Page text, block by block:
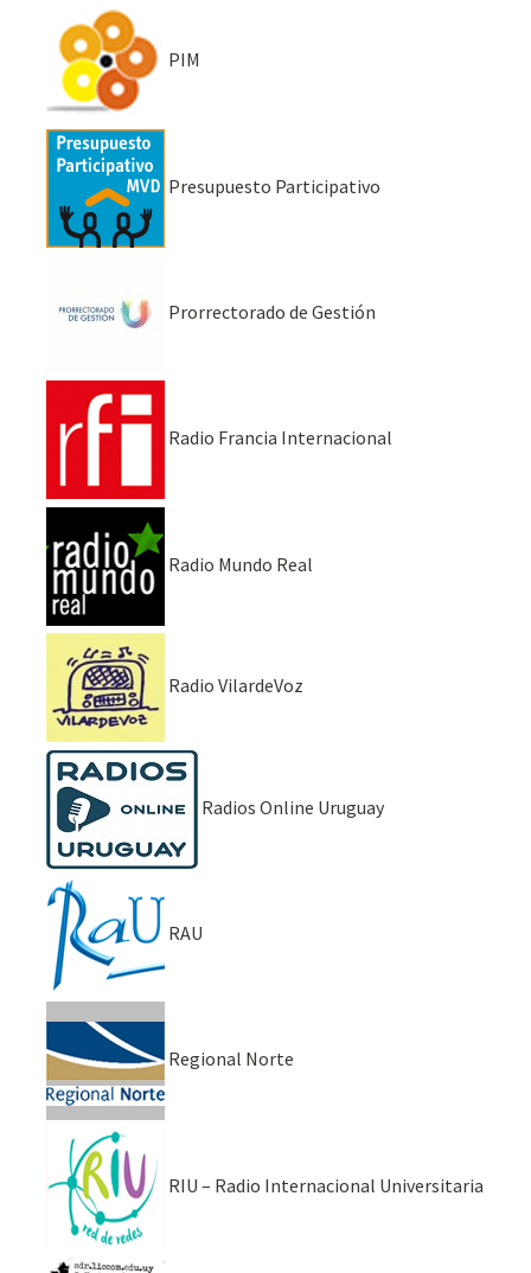
PIM
Presupuesto Participativo
Prorrectorado de Gestión
Radio Francia Internacional
Radio Mundo Real
Radio VilardeVoz
Radios Online Uruguay
RAU
Regional Norte
RIU – Radio Internacional Universitaria